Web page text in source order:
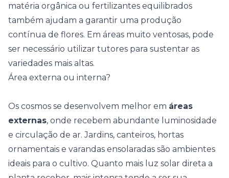
matéria orgânica ou fertilizantes equilibrados
também ajudam a garantir uma produção
contínua de flores. Em áreas muito ventosas, pode
ser necessário utilizar tutores para sustentar as
variedades mais altas.
Área externa ou interna?
Os cosmos se desenvolvem melhor em áreas
externas, onde recebem abundante luminosidade
e circulação de ar. Jardins, canteiros, hortas
ornamentais e varandas ensolaradas são ambientes
ideais para o cultivo. Quanto mais luz solar direta a